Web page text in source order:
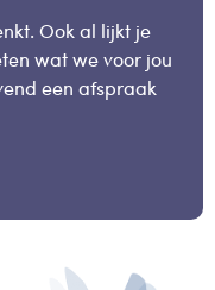
Ook al lijkt je
wat we voor jou
een afspraak